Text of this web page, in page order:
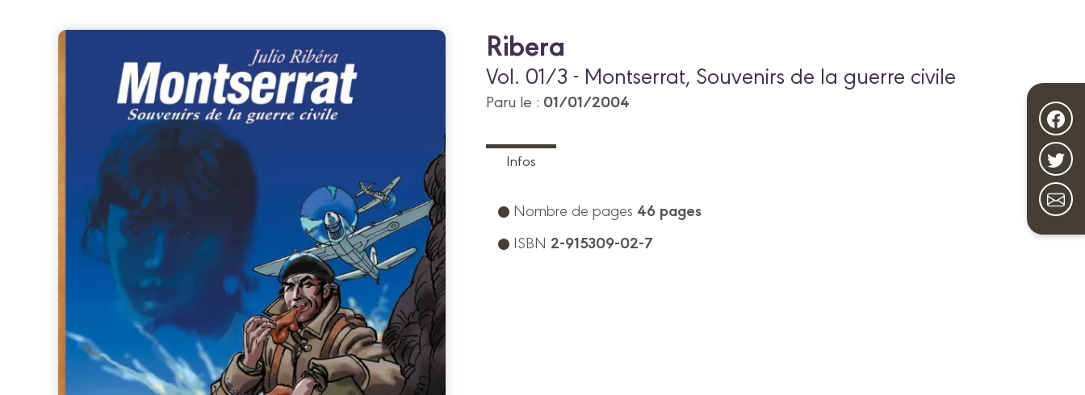
Ribera
Vol. 01/3 - Montserrat, Souvenirs de la guerre civile
Paru le : 01/01/2004
Infos
Nombre de pages 46 pages
ISBN 2-915309-02-7